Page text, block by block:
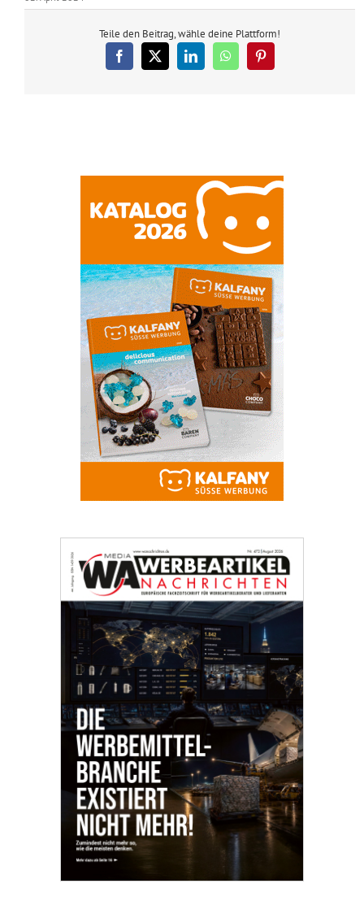
Teile den Beitrag, wähle deine Plattform!
Facebook
X LinkedInWhatsAppPinterest